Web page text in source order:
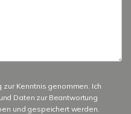
zur Kenntnis genommen. Ich
Daten zur Beantwortung
und gespeichert werden.